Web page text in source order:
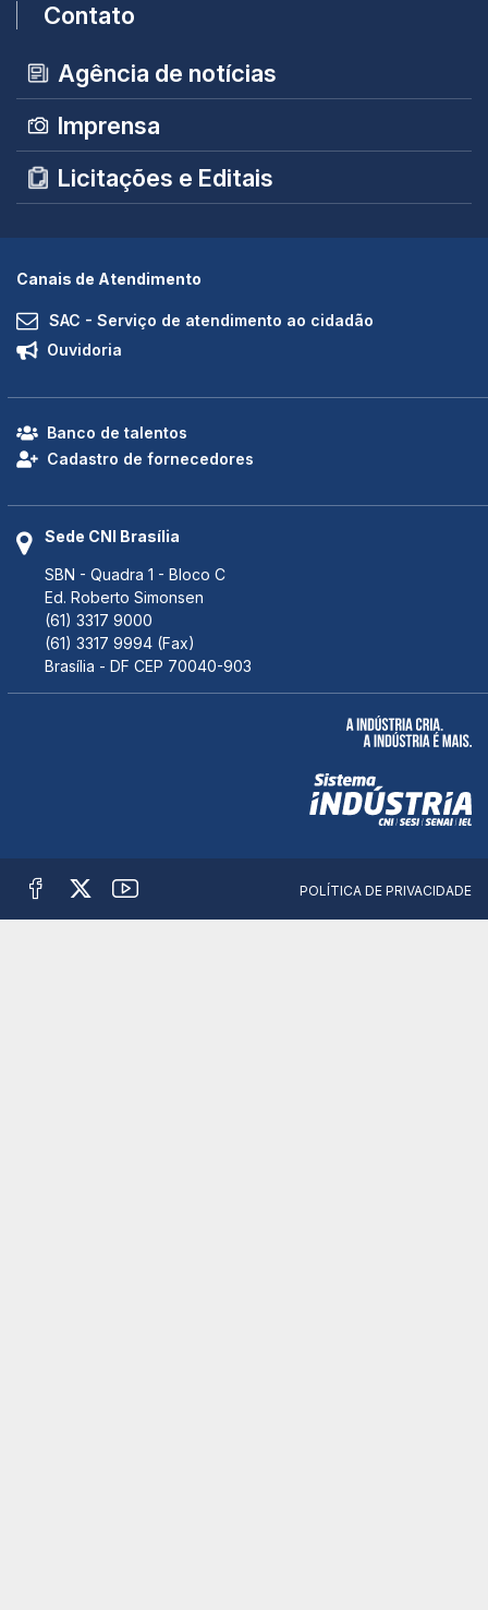
Contato
Agência de notícias
Imprensa
Licitações e Editais
Canais de Atendimento
SAC - Serviço de atendimento ao cidadão
Ouvidoria
Banco de talentos
Cadastro de fornecedores
Sede CNI Brasília
SBN - Quadra 1 - Bloco C
Ed. Roberto Simonsen
(61) 3317 9000
(61) 3317 9994 (Fax)
Brasília - DF CEP 70040-903
POLÍTICA DE PRIVACIDADE